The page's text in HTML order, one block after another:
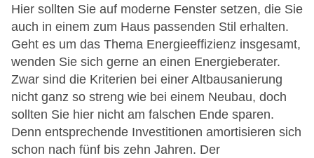
Hier sollten Sie auf moderne Fenster setzen, die Sie
auch in einem zum Haus passenden Stil erhalten.
Geht es um das Thema Energieeffizienz insgesamt,
wenden Sie sich gerne an einen Energieberater.
Zwar sind die Kriterien bei einer Altbausanierung
nicht ganz so streng wie bei einem Neubau, doch
sollten Sie hier nicht am falschen Ende sparen.
Denn entsprechende Investitionen amortisieren sich
schon nach fünf bis zehn Jahren. Der